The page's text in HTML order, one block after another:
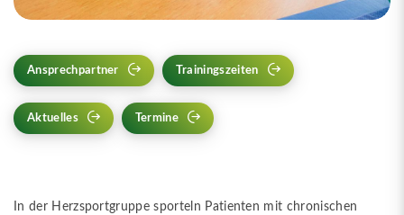
Ansprechpartner Trainingszeiten
Aktuelles Termine
In der Herzsportgruppe sporteln Patienten mit chronischen